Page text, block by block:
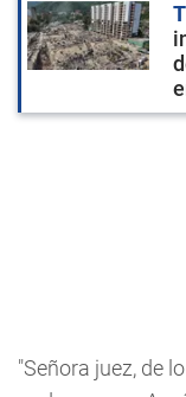
"Señora juez, de